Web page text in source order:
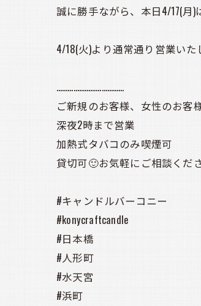
誠に勝手ながら、本日4/17(月)
4/18(火)より通常通り営業い
………………………………
ご新規のお客様、女性のお客
深夜2時まで営業
加熱式タバコのみ喫煙可
貸切可🙂お気軽にご相談くだ
#キャンドルバーコニー
#konycraftcandle
#日本橋
#人形町
#水天宮
#浜町